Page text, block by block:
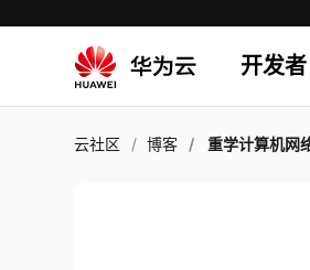
开发者
云社区 博客 重学计算机网